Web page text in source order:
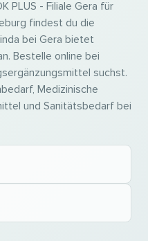
PLUS - Filiale Gera für
findest du die
bei Gera bietet
Bestelle online bei
suchst.
Medizinische
und Sanitätsbedarf bei